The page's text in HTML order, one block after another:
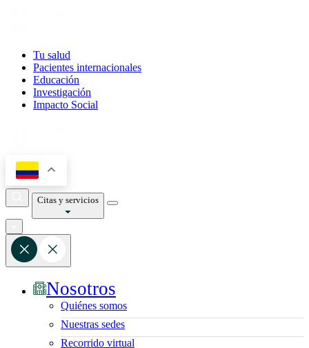
Tu salud
Pacientes internacionales
Educación
Investigación
Impacto Social
Citas y servicios
Nosotros
Quiénes somos
Nuestras sedes
Recorrido virtual